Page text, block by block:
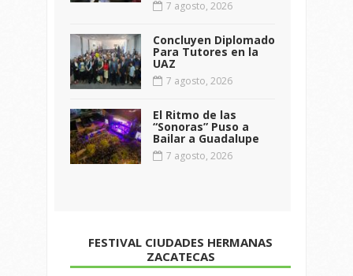
7 agosto, 2026
Concluyen Diplomado
Para Tutores en la
UAZ
7 agosto, 2026
El Ritmo de las
“Sonoras” Puso a
Bailar a Guadalupe
7 agosto, 2026
FESTIVAL CIUDADES HERMANAS
ZACATECAS